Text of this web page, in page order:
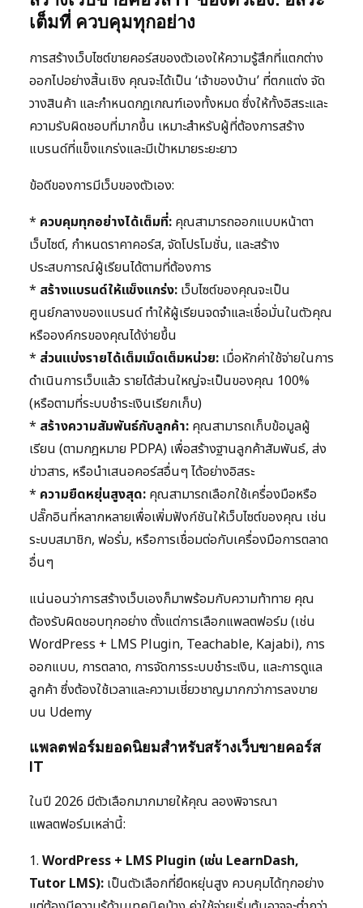
เต็มที่ ควบคุมทุกอย่าง
การสร้างเว็บไซต์ขายคอร์สของตัวเองให้ความรู้สึกที่แตกต่าง
ออกไปอย่างสิ้นเชิง คุณจะได้เป็น ‘เจ้าของบ้าน’ ที่ตกแต่ง จัด
วางสินค้า และกำหนดกฎเกณฑ์เองทั้งหมด ซึ่งให้ทั้งอิสระและ
ความรับผิดชอบที่มากขึ้น เหมาะสำหรับผู้ที่ต้องการสร้าง
แบรนด์ที่แข็งแกร่งและมีเป้าหมายระยะยาว
ข้อดีของการมีเว็บของตัวเอง:
* ควบคุมทุกอย่างได้เต็มที่: คุณสามารถออกแบบหน้าตา
เว็บไซต์, กำหนดราคาคอร์ส, จัดโปรโมชั่น, และสร้าง
ประสบการณ์ผู้เรียนได้ตามที่ต้องการ
* สร้างแบรนด์ให้แข็งแกร่ง: เว็บไซต์ของคุณจะเป็น
ศูนย์กลางของแบรนด์ ทำให้ผู้เรียนจดจำและเชื่อมั่นในตัวคุณ
หรือองค์กรของคุณได้ง่ายขึ้น
* ส่วนแบ่งรายได้เต็มเม็ดเต็มหน่วย: เมื่อหักค่าใช้จ่ายในการ
ดำเนินการเว็บแล้ว รายได้ส่วนใหญ่จะเป็นของคุณ 100%
(หรือตามที่ระบบชำระเงินเรียกเก็บ)
* สร้างความสัมพันธ์กับลูกค้า: คุณสามารถเก็บข้อมูลผู้
เรียน (ตามกฎหมาย PDPA) เพื่อสร้างฐานลูกค้าสัมพันธ์, ส่ง
ข่าวสาร, หรือนำเสนอคอร์สอื่นๆ ได้อย่างอิสระ
* ความยืดหยุ่นสูงสุด: คุณสามารถเลือกใช้เครื่องมือหรือ
ปลั๊กอินที่หลากหลายเพื่อเพิ่มฟังก์ชันให้เว็บไซต์ของคุณ เช่น
ระบบสมาชิก, ฟอรั่ม, หรือการเชื่อมต่อกับเครื่องมือการตลาด
อื่นๆ
แน่นอนว่าการสร้างเว็บเองก็มาพร้อมกับความท้าทาย คุณ
ต้องรับผิดชอบทุกอย่าง ตั้งแต่การเลือกแพลตฟอร์ม (เช่น
WordPress + LMS Plugin, Teachable, Kajabi), การ
ออกแบบ, การตลาด, การจัดการระบบชำระเงิน, และการดูแล
ลูกค้า ซึ่งต้องใช้เวลาและความเชี่ยวชาญมากกว่าการลงขาย
บน Udemy
แพลตฟอร์มยอดนิยมสำหรับสร้างเว็บขายคอร์ส
IT
ในปี 2026 มีตัวเลือกมากมายให้คุณ ลองพิจารณา
แพลตฟอร์มเหล่านี้:
1. WordPress + LMS Plugin (เช่น LearnDash,
Tutor LMS): เป็นตัวเลือกที่ยืดหยุ่นสูง ควบคุมได้ทุกอย่าง